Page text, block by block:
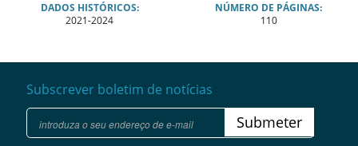
DADOS HISTÓRICOS:
2021-2024
NÚMERO DE PÁGINAS:
110
Subscrever boletim de notícias
Submeter